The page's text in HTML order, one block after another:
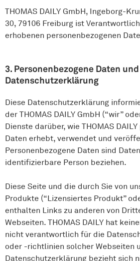
THOMAS DAILY GmbH, Ingeborg-
30, 79106 Freiburg ist
erhobenen personenbezogenen
3. Personenbezogene Daten
Datenschutzerklärung
Diese Datenschutzerklärung
der THOMAS DAILY GmbH (“wir”
Dienste darüber, wie THOMAS
Daten erhebt, verwendet und
Personenbezogene Daten sind
identifizierbare Person beziehen.
Diese Seite und die durch Sie von
Produkte (“Lizensiertes Produkt”
enthalten Links zu anderen von
Webseiten. THOMAS DAILY hat
nicht verantwortlich für die
oder -richtlinien solcher Webseiten
Datenschutzerklärung bezieht sich